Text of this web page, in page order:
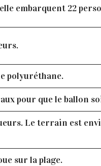
embarquent 22
polyuréthane.
pour que le ballon
Le terrain est
sur la plage.